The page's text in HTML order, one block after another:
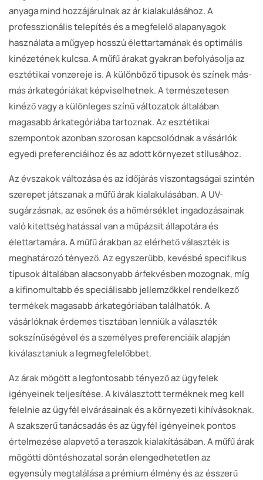
anyaga mind hozzájárulnak az ár kialakulásához. A
professzionális telepítés és a megfelelő alapanyagok
használata a műgyep hosszú élettartamának és optimális
kinézetének kulcsa. A műfű árakat gyakran befolyásolja az
esztétikai vonzereje is. A különböző típusok és színek más-
más árkategóriákat képviselhetnek. A természetesen
kinéző vagy a különleges színű változatok általában
magasabb árkategóriába tartoznak. Az esztétikai
szempontok azonban szorosan kapcsolódnak a vásárlók
egyedi preferenciáihoz és az adott környezet stílusához.
Az évszakok változása és az időjárás viszontagságai szintén
szerepet játszanak a műfű árak kialakulásában. A UV-
sugárzásnak, az esőnek és a hőmérséklet ingadozásainak
való kitettség hatással van a műpázsit állapotára és
élettartamára.A műfű árakban az elérhető választék is
meghatározó tényező. Az egyszerűbb, kevésbé specifikus
típusok általában alacsonyabb árfekvésben mozognak, míg
a kifinomultabb és speciálisabb jellemzőkkel rendelkező
termékek magasabb árkategóriában találhatók. A
vásárlóknak érdemes tisztában lenniük a választék
sokszínűségével és a személyes preferenciáik alapján
kiválasztaniuk a legmegfelelőbbet.
Az árak mögött a legfontosabb tényező az ügyfelek
igényeinek teljesítése. A kiválasztott terméknek meg kell
felelnie az ügyfél elvárásainak és a környezeti kihívásoknak.
A szakszerű tanácsadás és az ügyfél igényeinek pontos
értelmezése alapvető a teraszok kialakításában. A műfű árak
mögötti döntéshozatal során elengedhetetlen az
egyensúly megtalálása a prémium élmény és az ésszerű